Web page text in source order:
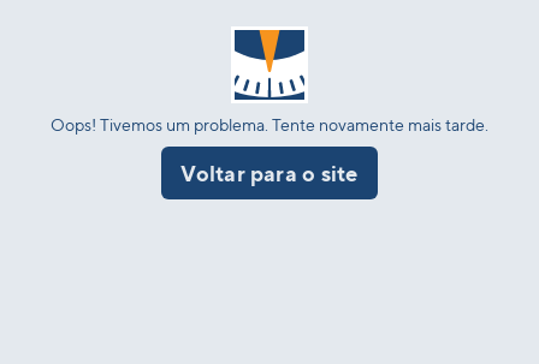
Oops! Tivemos um problema. Tente novamente mais tarde.
Voltar para o site